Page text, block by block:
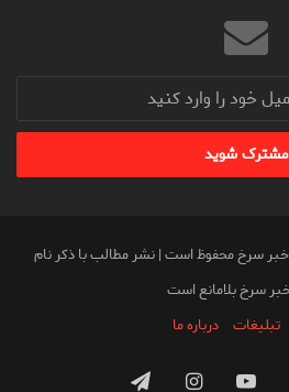
سرخ محفوظ است | نشر مطالب با ذکر نام
خبر سرخ بلامانع است
تبلیغات درباره ما
یوتیوباینستاگرامتلگرام